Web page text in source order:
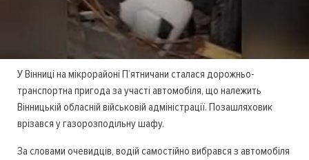
У Вінниці на мікрорайоні П’ятничани сталася дорожньо-
транспортна пригода за участі автомобіля, що належить
Вінницькій обласній військовій адміністрації. Позашляховик
врізався у газорозподільну шафу.
За словами очевидців, водій самостійно вибрався з автомобіля